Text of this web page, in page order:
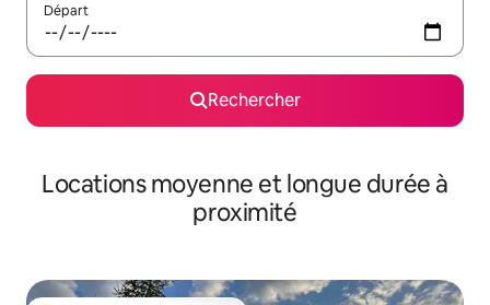
Départ
Rechercher
Locations moyenne et longue durée à
proximité